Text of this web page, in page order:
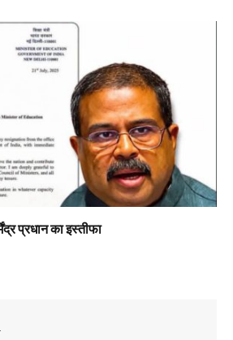
प्रधान का इस्तीफा